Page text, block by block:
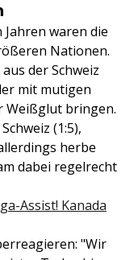
waren die
Nationen.
der Schweiz
mit mutigen
Weißglut bringen.
(1:5),
herbe
dabei regelrecht
Assist! Kanada
"Wir